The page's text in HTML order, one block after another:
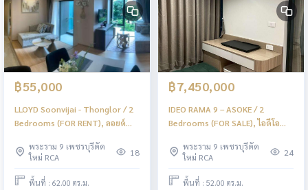
฿55,000
LLOYD Soonvijai - Thonglor / 2
Bedrooms (FOR RENT), ลอยด์
เช่า) PEII112
พระราม 9 เพชรบุรีตัด
ใหม่ RCA
18
พื้นที่ : 62.00 ตร.ม.
฿7,450,000
IDEO RAMA 9 – ASOKE / 2
Bedrooms (FOR SALE), ไอดีโอ
(ขาย) PEII111
พระราม 9 เพชรบุรีตัด
ใหม่ RCA
24
พื้นที่ : 52.00 ตร.ม.